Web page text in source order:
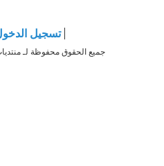
تسجيل
جميع الحقوق محفوظة لـ منتديات